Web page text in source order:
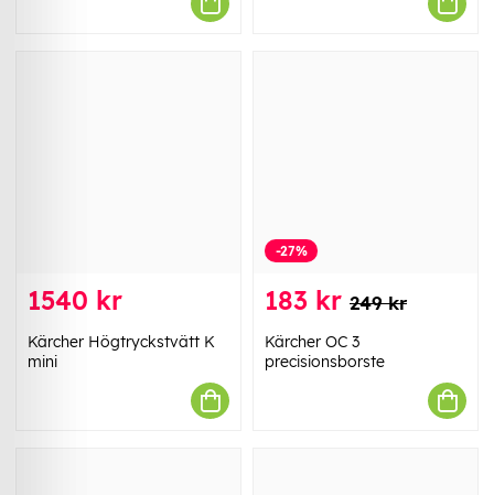
1540 kr
Kärcher Högtryckstvätt K
mini
-27%
183 kr 249 kr
Kärcher OC 3
precisionsborste